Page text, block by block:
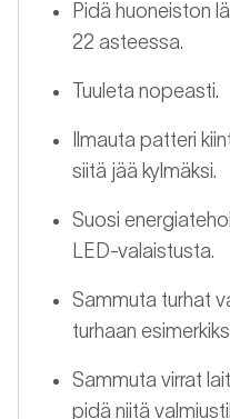
Pidä huoneiston
22 asteessa.
Tuuleta nopeasti.
Ilmauta patteri
siitä jää kylmäksi.
Suosi
LED-valaistusta.
Sammuta turhat
turhaan
Sammuta virrat
pidä niitä